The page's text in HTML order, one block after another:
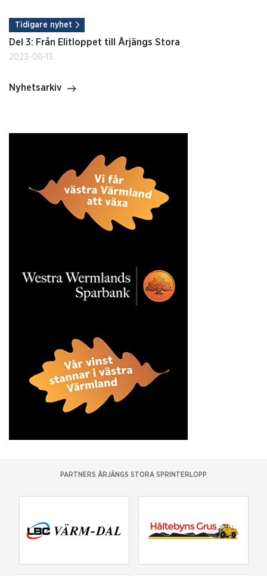
Tidigare nyhet
Del 3: Från Elitloppet till Årjängs Stora
2023-06-13
Nyhetsarkiv
PARTNERS ÅRJÄNGS STORA SPRINTERLOPP